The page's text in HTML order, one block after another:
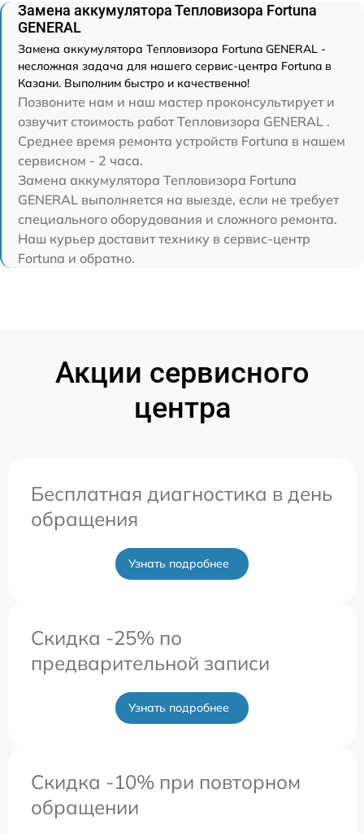
Замена аккумулятора Тепловизора Fortuna
GENERAL
Замена аккумулятора Тепловизора Fortuna GENERAL -
несложная задача для нашего сервис-центра Fortuna в
Казани. Выполним быстро и качественно!
Позвоните нам и наш мастер проконсультирует и
озвучит стоимость работ Тепловизора GENERAL .
Среднее время ремонта устройств Fortuna в нашем
сервисном - 2 часа.
Замена аккумулятора Тепловизора Fortuna
GENERAL выполняется на выезде, если не требует
специального оборудования и сложного ремонта.
Наш курьер доставит технику в сервис-центр
Fortuna и обратно.
Акции сервисного
центра
Бесплатная диагностика в день
обращения
Узнать подробнее
Скидка -25% по
предварительной записи
Узнать подробнее
Скидка -10% при повторном
обращении